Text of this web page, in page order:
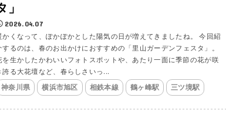
」
2026.04.07
かくなって、ぽかぽかとした陽気の日が増えてきましたね。 今回紹
するのは、春のお出かけにおすすめの「里山ガーデンフェスタ」。
を生かしたかわいいフォトスポットや、あたり一面に季節の花が咲
誇る大花壇など、春らしさいっ...
神奈川県 横浜市旭区 相鉄本線 鶴ヶ峰駅 三ツ境駅